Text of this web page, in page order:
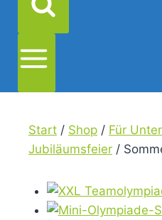
Start / Shop / Für
Jubiläumsfeier /